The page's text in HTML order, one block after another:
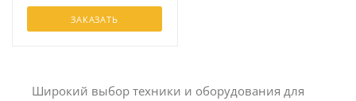
ЗАКАЗАТЬ
Широкий выбор техники и оборудования для